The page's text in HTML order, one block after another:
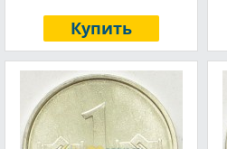
Купить